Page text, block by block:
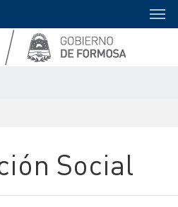
Social